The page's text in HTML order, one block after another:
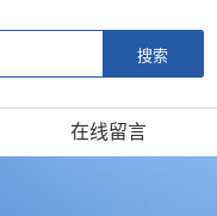
在线留言